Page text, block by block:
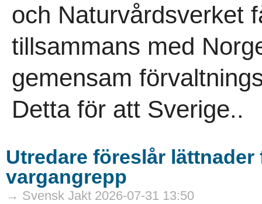
och Naturvårdsverket
tillsammans med
gemensam
Detta för att Sverige..
Utredare föreslår
vargangrepp
→ Svensk Jakt 2026-07-31 13:50